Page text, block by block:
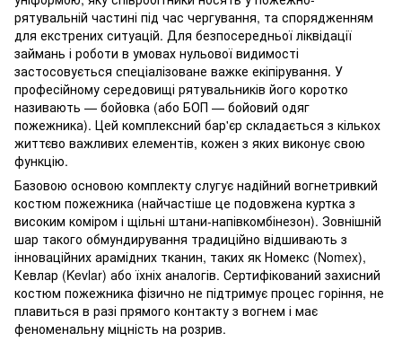
рятувальній частині під час чергування, та спорядженням
для екстрених ситуацій. Для безпосередньої ліквідації
займань і роботи в умовах нульової видимості
застосовується спеціалізоване важке екіпірування. У
професійному середовищі рятувальників його коротко
називають — бойовка (або БОП — бойовий одяг
пожежника). Цей комплексний бар'єр складається з кількох
життєво важливих елементів, кожен з яких виконує свою
функцію.
Базовою основою комплекту слугує надійний вогнетривкий
костюм пожежника (найчастіше це подовжена куртка з
високим коміром і щільні штани-напівкомбінезон). Зовнішній
шар такого обмундирування традиційно відшивають з
інноваційних арамідних тканин, таких як Номекс (Nomex),
Кевлар (Kevlar) або їхніх аналогів. Сертифікований захисний
костюм пожежника фізично не підтримує процес горіння, не
плавиться в разі прямого контакту з вогнем і має
феноменальну міцність на розрив.